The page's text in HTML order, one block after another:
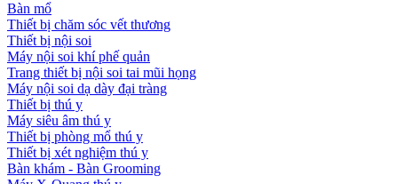
Bàn mổ
Thiết bị chăm sóc vết thương
Thiết bị nội soi
Máy nội soi khí phế quản
Trang thiết bị nội soi tai mũi họng
Máy nội soi dạ dày đại tràng
Thiết bị thú y
Máy siêu âm thú y
Thiết bị phòng mổ thú y
Thiết bị xét nghiệm thú y
Bàn khám - Bàn Grooming